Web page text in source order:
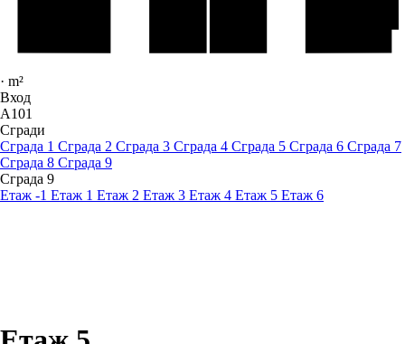
· m²
Вход
A101
Сгради
Сграда 1 Сграда 2 Сграда 3 Сграда 4 Сграда 5 Сграда 6 Сграда 7
Сграда 8 Сграда 9
Сграда 9
Етаж -1 Етаж 1 Етаж 2 Етаж 3 Етаж 4 Етаж 5 Етаж 6